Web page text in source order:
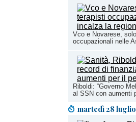
Vco e Novarese,
occupazionali nelle
Riboldi: “Governo
al SSN con aumenti
martedì 28 luglio